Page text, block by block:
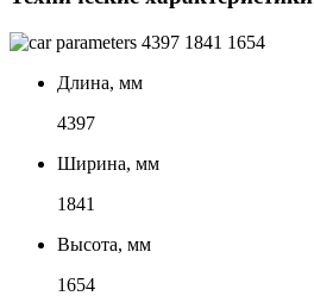
4397 1841 1654
Длина, мм
4397
Ширина, мм
1841
Высота, мм
1654